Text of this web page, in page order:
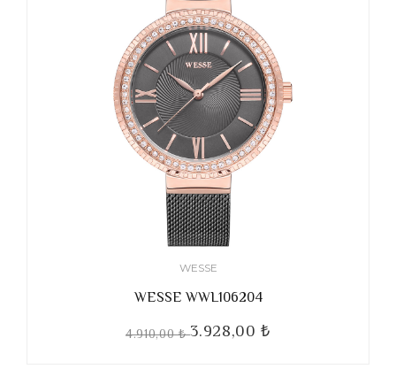
WESSE
WESSE WWL106204
4.910,00 ₺3.928,00 ₺